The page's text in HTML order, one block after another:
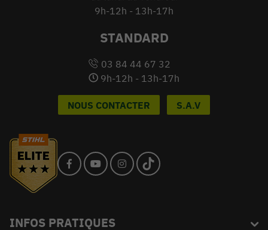
9h-12h - 13h-17h
STANDARD
03 84 44 67 32
9h-12h - 13h-17h
NOUS CONTACTER S.A.V
INFOS PRATIQUES